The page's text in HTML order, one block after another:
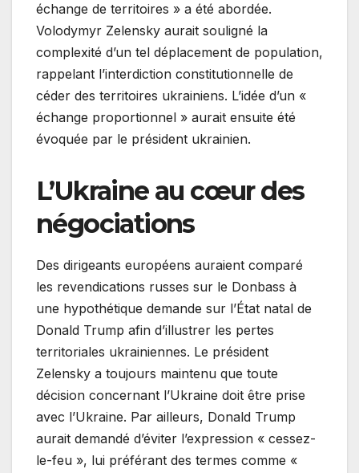
échange de territoires » a été abordée.
Volodymyr Zelensky aurait souligné la
complexité d’un tel déplacement de population,
rappelant l’interdiction constitutionnelle de
céder des territoires ukrainiens. L’idée d’un «
échange proportionnel » aurait ensuite été
évoquée par le président ukrainien.
L’Ukraine au cœur des
négociations
Des dirigeants européens auraient comparé
les revendications russes sur le Donbass à
une hypothétique demande sur l’État natal de
Donald Trump afin d’illustrer les pertes
territoriales ukrainiennes. Le président
Zelensky a toujours maintenu que toute
décision concernant l’Ukraine doit être prise
avec l’Ukraine. Par ailleurs, Donald Trump
aurait demandé d’éviter l’expression « cessez-
le-feu », lui préférant des termes comme «